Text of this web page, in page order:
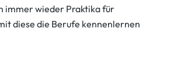
immer wieder Praktika für
diese die Berufe kennenlernen